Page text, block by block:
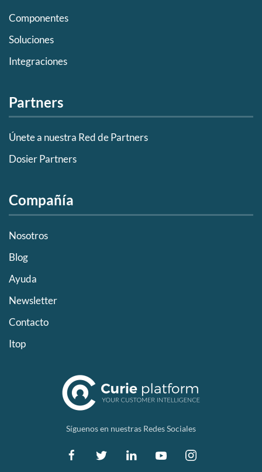
Componentes
Soluciones
Integraciones
Partners
Únete a nuestra Red de Partners
Dosier Partners
Compañía
Nosotros
Blog
Ayuda
Newsletter
Contacto
Itop
Síguenos en nuestras Redes Sociales